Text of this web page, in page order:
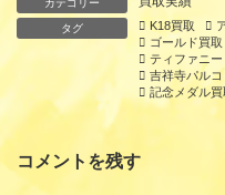
カテゴリー
タグ K18買取
ゴールド買取
ティファニー
吉祥寺パルコ
記念メダル買
コメントを残す